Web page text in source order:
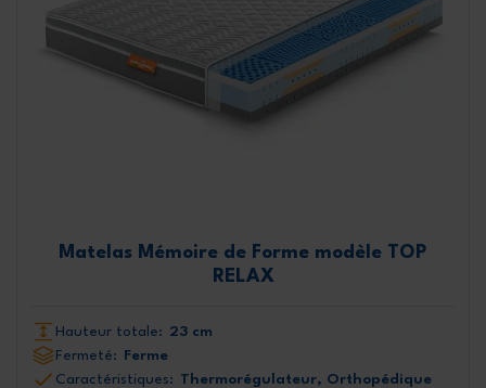
Matelas Mémoire de Forme modèle TOP
RELAX
Hauteur totale: 23 cm
Fermeté: Ferme
Caractéristiques: Thermorégulateur, Orthopédique